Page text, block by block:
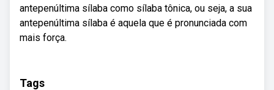
antepenúltima sílaba como sílaba tônica, ou seja, a sua
antepenúltima sílaba é aquela que é pronunciada com
mais força.
Tags